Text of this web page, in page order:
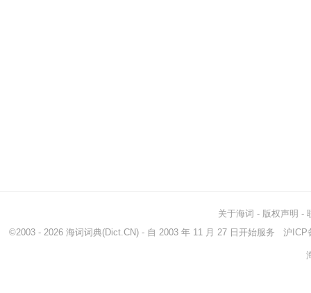
关于海词 - 版权声明 -
©2003 - 2026 海词词典(Dict.CN) - 自 2003 年 11 月 27 日开始服务 沪ICP